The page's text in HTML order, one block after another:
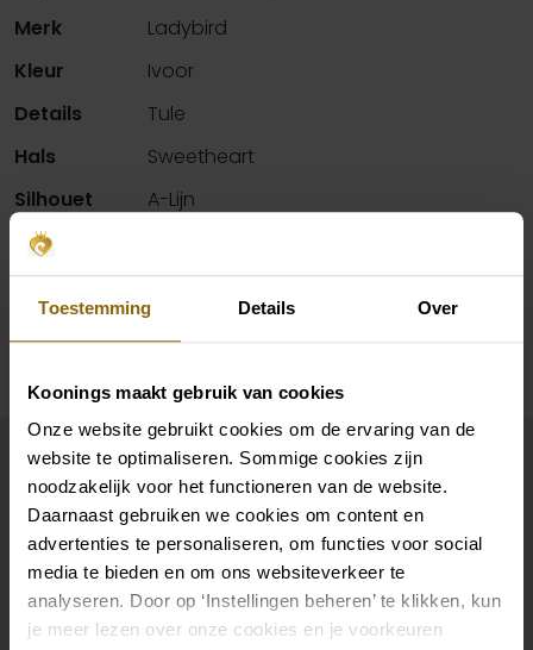
Toestemming Details Over
Koonings maakt gebruik van cookies
Onze website gebruikt cookies om de ervaring van de
website te optimaliseren. Sommige cookies zijn
noodzakelijk voor het functioneren van de website.
Daarnaast gebruiken we cookies om content en
advertenties te personaliseren, om functies voor social
media te bieden en om ons websiteverkeer te
analyseren. Door op ‘Instellingen beheren’ te klikken, kun
je meer lezen over onze cookies en je voorkeuren
Merk
Ladybird
Kleur
Ivoor
Details
Tule
Hals
Sweetheart
Silhouet
A-Lijn
Mouwen
Beschikbaarheid per winkel
Maak jouw bridallook
compleet
De perfecte trouwschoenen voor onder je trouwjurk,
maar ook kettingen, armbanden en oorbellen die
precies bij je bruidsjurk passen of een prachtige sluier,